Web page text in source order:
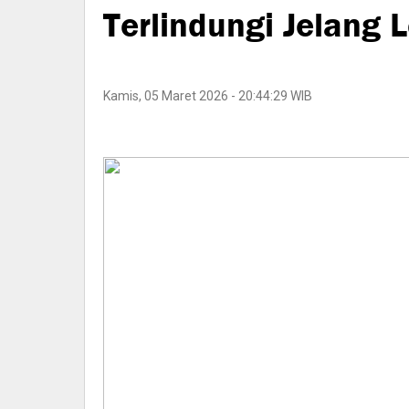
Terlindungi Jelang
Kamis, 05 Maret 2026 - 20:44:29 WIB